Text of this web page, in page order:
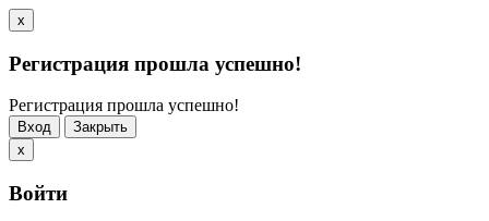
x
Регистрация прошла успешно!
Регистрация прошла успешно!
Вход
Закрыть
x
Войти